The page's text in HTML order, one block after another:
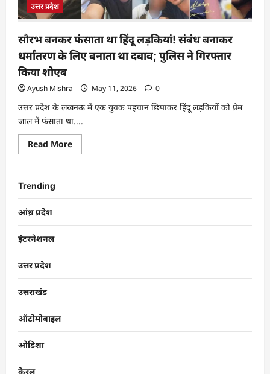
उत्तर प्रदेश
सौरभ बनकर फंसाता था हिंदू लड़कियां! संबंध बनाकर
धर्मांतरण के लिए बनाता था दबाव; पुलिस ने गिरफ्तार
किया शोएब
Ayush Mishra May 11, 2026 0
उत्तर प्रदेश के लखनऊ में एक युवक पहचान छिपाकर हिंदू लड़कियों को प्रेम
जाल में फंसाता था....
Read More
Trending
आंध्र प्रदेश
इंटरनेशनल
उत्तर प्रदेश
उत्तराखंड
ऑटोमोबाइल
ओडिशा
केरल